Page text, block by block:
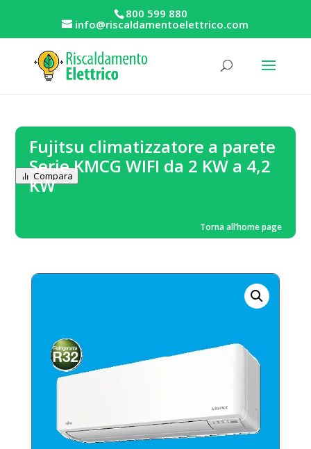
800 599 880
info@riscaldamentoelettrico.com
Fujitsu climatizzatore a parete
Serie KMCG WIFI da 2 KW a 4,2
KW
Compara
Torna all’home page